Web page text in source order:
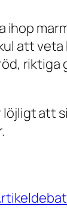
att
riktiga
att